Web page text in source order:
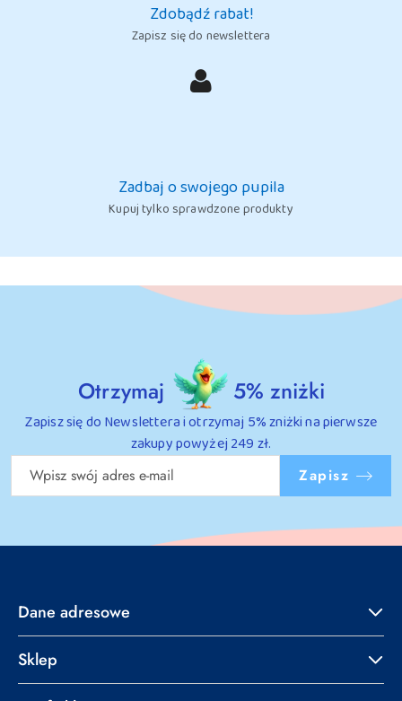
Zdobądź rabat!
Zapisz się do newslettera
Zadbaj o swojego pupila
Kupuj tylko sprawdzone produkty
Otrzymaj 5% zniżki
Zapisz się do Newslettera i otrzymaj 5% zniżki na pierwsze
zakupy powyżej 249 zł.
Zapisz
Dane adresowe
Sklep